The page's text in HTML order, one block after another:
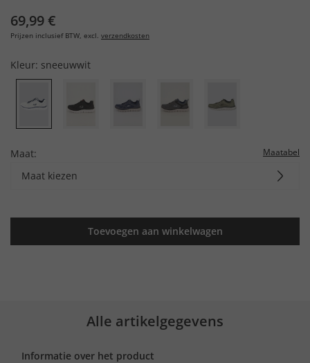
69,99 €
Prijzen inclusief BTW, excl. verzendkosten
Kleur: sneeuwwit
Maat: Maatabel
Maat kiezen
Toevoegen aan winkelwagen
Alle artikelgegevens
Informatie over het product